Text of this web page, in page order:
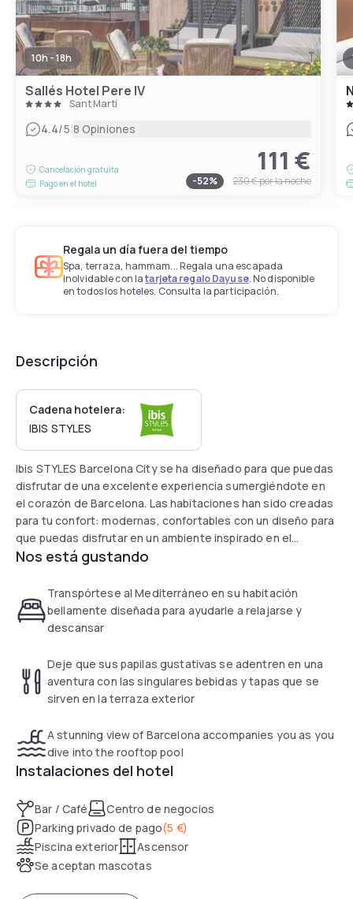
10h - 18h
Sallés Hotel Pere IV
Sant Martí
4.4/5|8 Opiniones
Cancelación gratuita
Pago en el hotel
111 €
-52% 230 €por la noche
Regala un día fuera del tiempo
Spa, terraza, hammam... Regala una escapada
inolvidable con latarjeta regalo Dayuse. No disponible
en todos los hoteles. Consulta la participación.
Descripción
Cadena hotelera:
IBIS STYLES
Ibis STYLES Barcelona City se ha diseñado para que puedas
disfrutar de una excelente experiencia sumergiéndote en
el corazón de Barcelona. Las habitaciones han sido creadas
para tu confort: modernas, confortables con un diseño para
que puedas disfrutar en un ambiente inspirado en el
Mediterráneo. Podrás saborear de la carta Snack y nuestras
en nuestra piscina con vistas al Mar.
Nos está gustando
Transpórtese al Mediterráneo en su habitación
bellamente diseñada para ayudarle a relajarse y
descansar
Deje que sus papilas gustativas se adentren en una
aventura con las singulares bebidas y tapas que se
sirven en la terraza exterior
A stunning view of Barcelona accompanies you as you
dive into the rooftop pool
Instalaciones del hotel
Bar / Café
Centro de negocios
Parking privado de pago(5 €)
Piscina exterior
Ascensor
Se aceptan mascotas